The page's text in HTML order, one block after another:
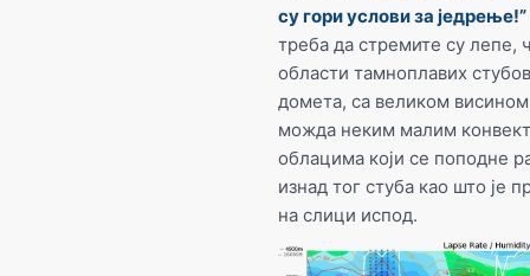
су гори услови за једрење!”
треба да стремите су лепе,
области тамноплавих
домета, са великом
можда неким малим
облацима који се поподне
изнад тог стуба као што је
на слици испод.